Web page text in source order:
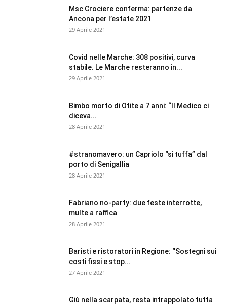
Msc Crociere conferma: partenze da
Ancona per l’estate 2021
29 Aprile 2021
Covid nelle Marche: 308 positivi, curva
stabile. Le Marche resteranno in...
29 Aprile 2021
Bimbo morto di Otite a 7 anni: “Il Medico ci
diceva...
28 Aprile 2021
#stranomavero: un Capriolo “si tuffa” dal
porto di Senigallia
28 Aprile 2021
Fabriano no-party: due feste interrotte,
multe a raffica
28 Aprile 2021
Baristi e ristoratori in Regione: “Sostegni sui
costi fissi e stop...
27 Aprile 2021
Giù nella scarpata, resta intrappolato tutta